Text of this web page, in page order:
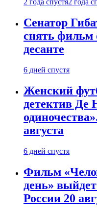
2 года спустя2 года
Сенатор
снять фильм
десанте
6 дней спустя
Женский
детектив Де
августа
6 дней спустя
Фильм
день»
России 20